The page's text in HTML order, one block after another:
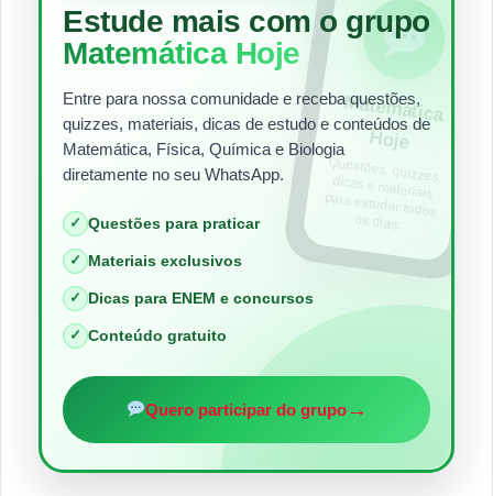
Estude mais com o grupo
Matemática Hoje
Entre para nossa comunidade e receba questões,
quizzes, materiais, dicas de estudo e conteúdos de
Matemática, Física, Química e Biologia
diretamente no seu WhatsApp.
✓ Questões para praticar
✓ Materiais exclusivos
✓ Dicas para ENEM e concursos
✓ Conteúdo gratuito
Quero participar do grupo→
Matem
ática
Hoje
Questões, quizzes,
dicas e materiais
para estudar todos
os dias.